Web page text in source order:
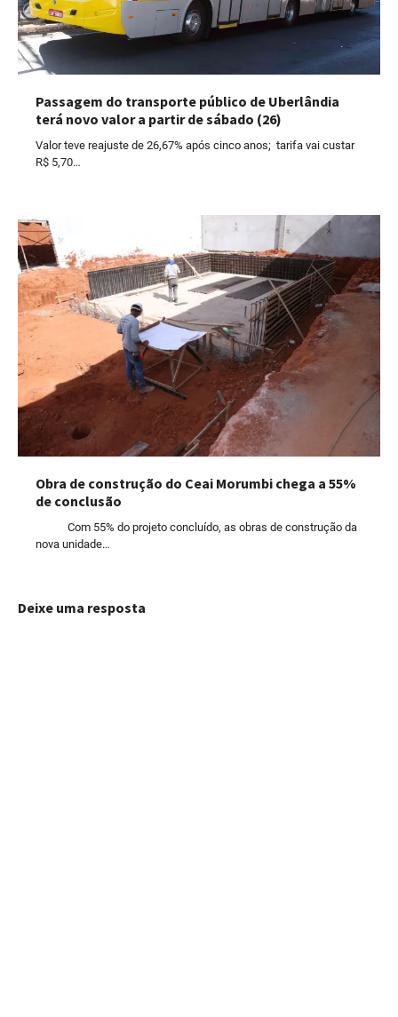
Passagem do transporte público de Uberlândia
terá novo valor a partir de sábado (26)
Valor teve reajuste de 26,67% após cinco anos; tarifa vai custar
R$ 5,70…
Obra de construção do Ceai Morumbi chega a 55%
de conclusão
Com 55% do projeto concluído, as obras de construção da
nova unidade…
Deixe uma resposta